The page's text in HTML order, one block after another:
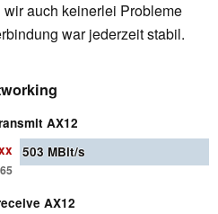
auch keinerlei Probleme
war jederzeit stabil.
AX12
503 MBit/s
AX12